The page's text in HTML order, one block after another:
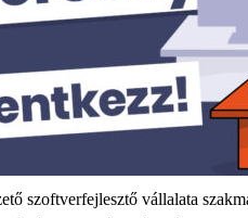
szoftverfejlesztő vállalata